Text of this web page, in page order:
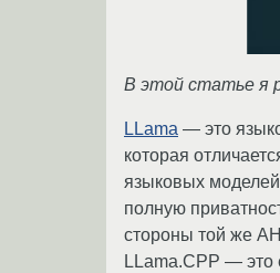
В этой статье я
LLama — это
которая
языковых
полную
стороны той же
LLama.CPP — это